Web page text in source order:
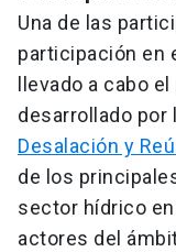
Una de las
participación en
llevado a cabo
desarrollado por
Desalación y
de los
sector hídrico
actores del